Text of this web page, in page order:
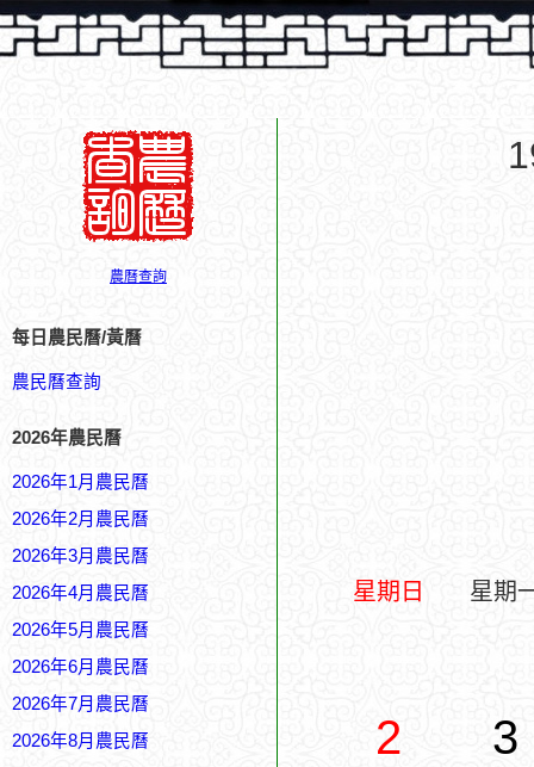
農曆查詢
每日農民曆/黃曆
農民曆查詢
2026年農民曆
2026年1月農民曆
2026年2月農民曆
2026年3月農民曆
2026年4月農民曆
2026年5月農民曆
2026年6月農民曆
2026年7月農民曆
2026年8月農民曆
星期日 星期
2 3